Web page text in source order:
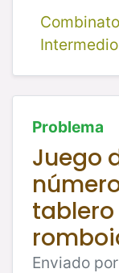
Intermedio
Problema
Juego
tablero
Enviado